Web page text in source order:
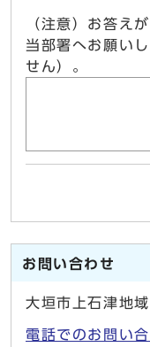
（注意）お答え
当部署へお願い
せん）。
お問い合わせ
大垣市上石津地
電話でのお問い